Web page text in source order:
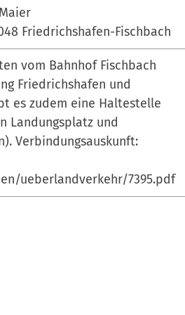
Friedrichshafen-Fischbach
vom Bahnhof Fischbach
Friedrichshafen und
es zudem eine Haltestelle
Landungsplatz und
Verbindungsauskunft:
ueberlandverkehr/7395.pdf